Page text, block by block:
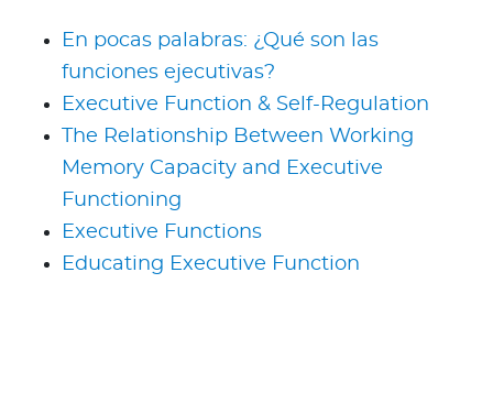
En pocas palabras: ¿Qué son las
funciones ejecutivas?
Executive Function & Self-Regulation
The Relationship Between Working
Memory Capacity and Executive
Functioning
Executive Functions
Educating Executive Function